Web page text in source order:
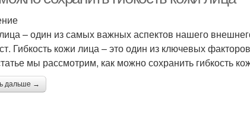
– один из самых важных аспектов нашего
Гибкость кожи лица – это один из ключевых
мы рассмотрим, как можно сохранить гибкость
дальше →